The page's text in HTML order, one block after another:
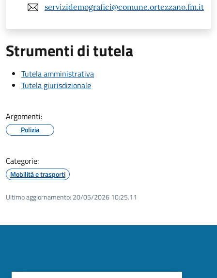
servizidemografici@comune.ortezzano.fm.it
Strumenti di tutela
Tutela amministrativa
Tutela giurisdizionale
Argomenti:
Polizia
Categorie:
Mobilità e trasporti
Ultimo aggiornamento: 20/05/2026 10:25.11